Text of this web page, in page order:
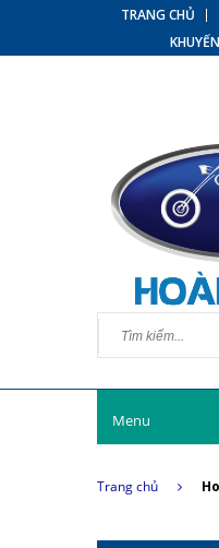
TRANG CHỦ
Menu
Trang chủ